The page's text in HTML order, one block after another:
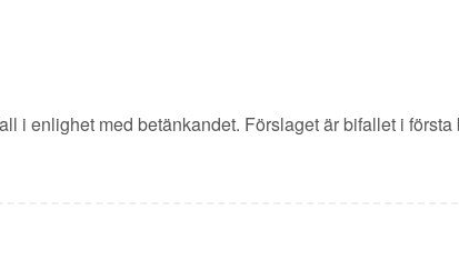
i enlighet med betänkandet. Förslaget är bifallet i